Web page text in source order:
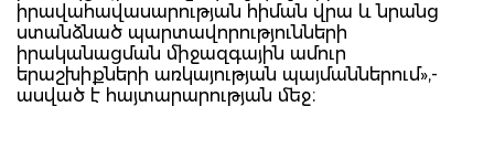
իրավահավասարության հիման վրա և նրանց
ստանձնած պարտավորությունների
իրականացման միջազգային ամուր
երաշխիքների առկայության պայմաններում»,-
ասված է հայտարարության մեջ։